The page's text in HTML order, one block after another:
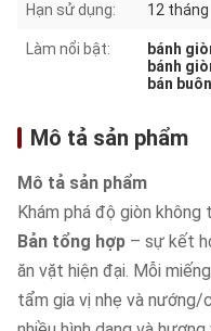
Hạn sử dụng: 12 tháng
Làm nổi bật: bánh
bánh
bán
Mô tả sản phẩm
Mô tả sản phẩm
Khám phá độ giòn
Bản tổng hợp – sự kết
ăn vặt hiện đại. Mỗi
tẩm gia vị nhẹ và nướng/